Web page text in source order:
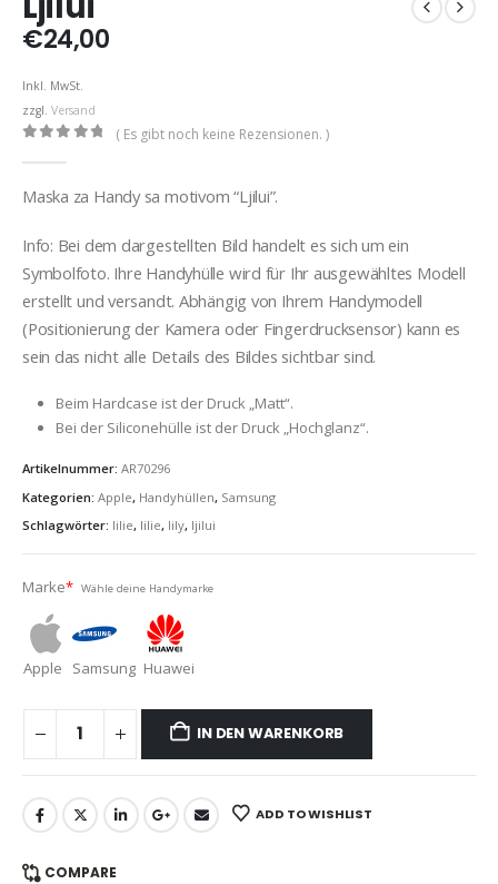
€24,00
Inkl. MwSt.
zzgl. Versand
( Es gibt noch keine Rezensionen. )
Maska za Handy sa motivom “Ljilui”.
Info: Bei dem dargestellten Bild handelt es sich um ein
Symbolfoto. Ihre Handyhülle wird für Ihr ausgewähltes Modell
erstellt und versandt. Abhängig von Ihrem Handymodell
(Positionierung der Kamera oder Fingerdrucksensor) kann es
sein das nicht alle Details des Bildes sichtbar sind.
Beim Hardcase ist der Druck „Matt“.
Bei der Siliconehülle ist der Druck „Hochglanz“.
Artikelnummer: AR70296
Kategorien: Apple, Handyhüllen, Samsung
Schlagwörter: lilie, lilie, lily, ljilui
Marke* Wähle deine Handymarke
Apple Samsung Huawei
IN DEN WARENKORB
ADD TO WISHLIST
COMPARE